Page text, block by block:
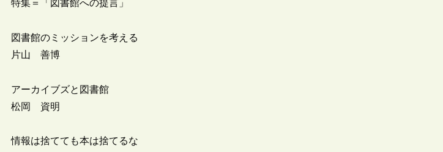
特集＝「図書館への提言」
図書館のミッションを考える
片山 善博
アーカイブズと図書館
松岡 資明
情報は捨てても本は捨てるな